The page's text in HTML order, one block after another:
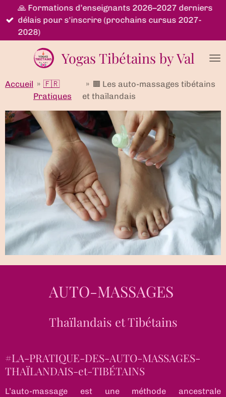
Passer
au
contenu
Yogas Tibétains by Val
🙏 Formations d’enseignants 2026–2027 derniers
délais pour s'inscrire (prochains cursus 2027-
2028)
Accueil » 🇫🇷
Pratiques
» 🟫 Les auto-massages tibétains
et thaïlandais
AUTO-MASSAGES
Thaïlandais et Tibétains
#LA-PRATIQUE-DES-AUTO-MASSAGES-
THAÏLANDAIS-et-TIBÉTAINS
L’auto-massage est une méthode ancestrale